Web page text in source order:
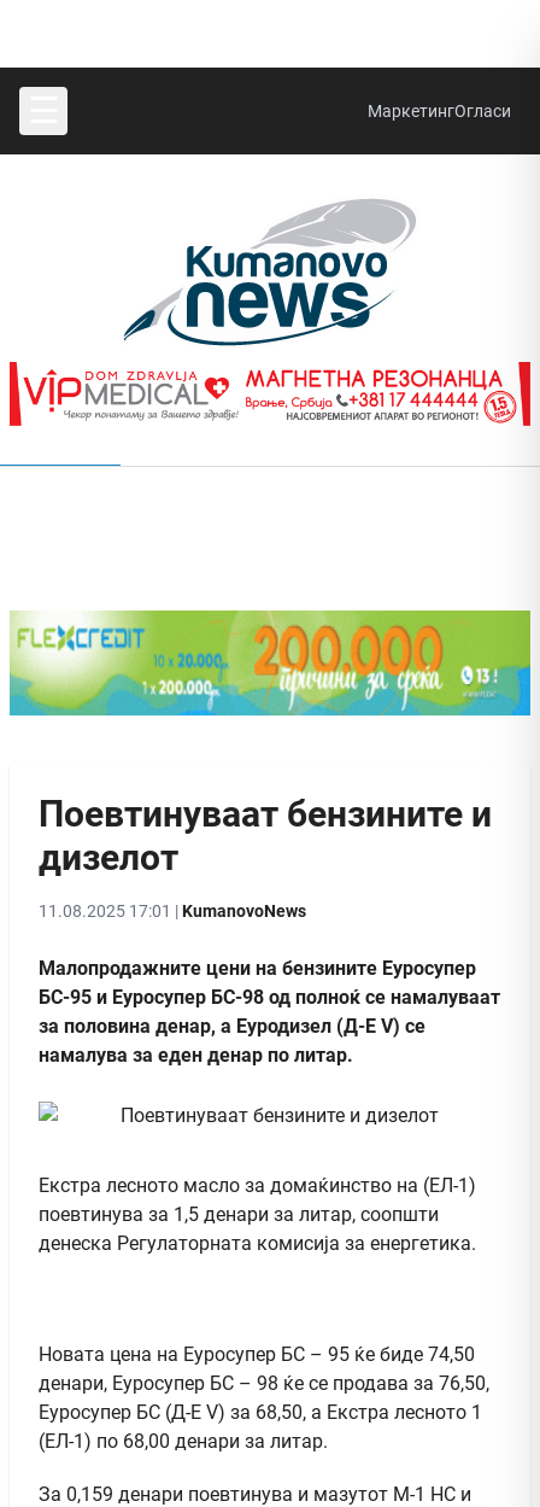
МаркетингОгласи
Поевтинуваат бензините и
дизелот
11.08.2025 17:01 |KumanovoNews
Малопродажните цени на бензините Еуросупер
БС-95 и Еуросупер БС-98 од полноќ се намалуваат
за половина денар, а Еуродизел (Д-Е V) се
намалува за еден денар по литар.
Екстра лесното масло за домаќинство на (ЕЛ-1)
поевтинува за 1,5 денари за литар, соопшти
денеска Регулаторната комисија за енергетика.
Новата цена на Еуросупер БС – 95 ќе биде 74,50
денари, Еуросупер БС – 98 ќе се продава за 76,50,
Еуросупер БС (Д-Е V) за 68,50, а Екстра лесното 1
(ЕЛ-1) по 68,00 денари за литар.
За 0,159 денари поевтинува и мазутот М-1 НС и